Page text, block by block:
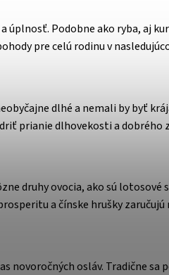
Podobne ako ryba, aj
pre celú rodinu v
dlhé a nemali by byť
prianie dlhovekosti a dobrého
druhy ovocia, ako sú
a čínske hrušky zaručujú
novoročných osláv. Tradične